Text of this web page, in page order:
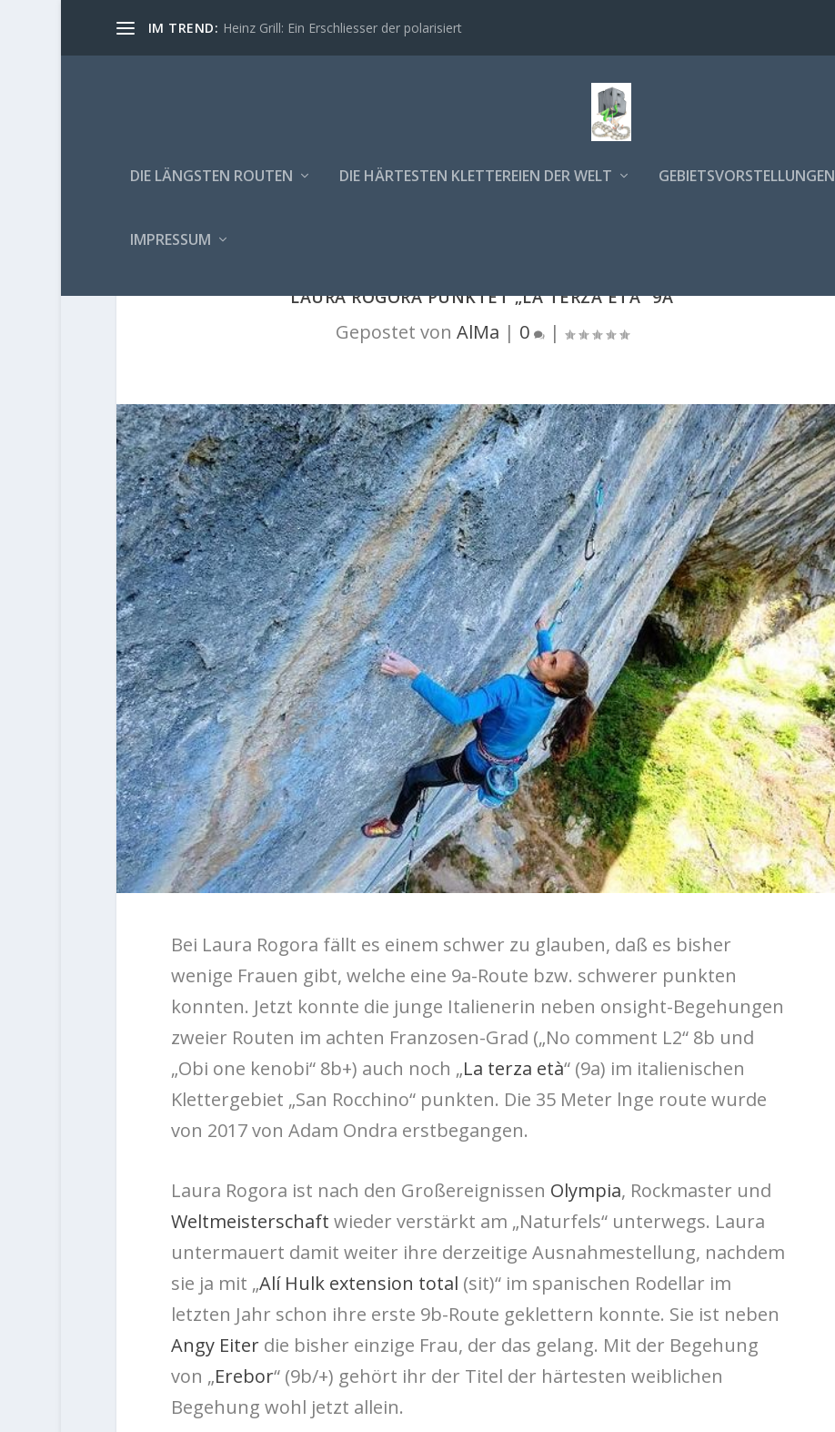
IM TREND: Heinz Grill: Ein Erschliesser der polarisiert
DIE LÄNGSTEN ROUTEN DIE HÄRTESTEN KLETTEREIEN DER WELT GEBIETSVORSTELLUNGEN
IMPRESSUM
LAURA ROGORA PUNKTET „LA TERZA ETÀ“ 9A
Gepostet von AlMa | 0 |
Bei Laura Rogora fällt es einem schwer zu glauben, daß es bisher
wenige Frauen gibt, welche eine 9a-Route bzw. schwerer punkten
konnten. Jetzt konnte die junge Italienerin neben onsight-Begehungen
zweier Routen im achten Franzosen-Grad („No comment L2“ 8b und
„Obi one kenobi“ 8b+) auch noch „La terza età“ (9a) im italienischen
Klettergebiet „San Rocchino“ punkten. Die 35 Meter lnge route wurde
von 2017 von Adam Ondra erstbegangen.
Laura Rogora ist nach den Großereignissen Olympia, Rockmaster und
Weltmeisterschaft wieder verstärkt am „Naturfels“ unterwegs. Laura
untermauert damit weiter ihre derzeitige Ausnahmestellung, nachdem
sie ja mit „Alí Hulk extension total (sit)“ im spanischen Rodellar im
letzten Jahr schon ihre erste 9b-Route geklettern konnte. Sie ist neben
Angy Eiterdie bisher einzige Frau, der das gelang. Mit der Begehung
von „Erebor“ (9b/+) gehört ihr der Titel der härtesten weiblichen
Begehung wohl jetzt allein.